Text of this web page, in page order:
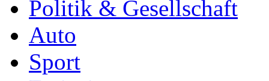
Politik & Gesellschaft
Auto
Sport